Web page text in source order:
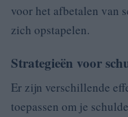
voor het afbetalen van
zich opstapelen.
Strategieën voor
Er zijn verschillende
toepassen om je